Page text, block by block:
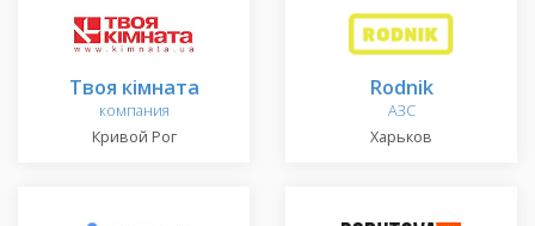
Твоя кімната
компания
Кривой Рог
Rodnik
АЗС
Харьков